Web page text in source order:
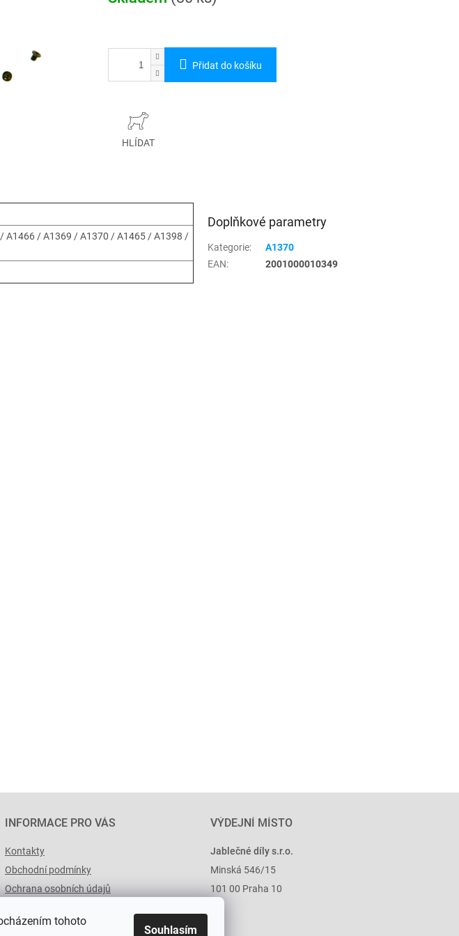
tohoto
Souhlasím
Přidat do košíku
HLÍDAT
A1466 / A1369 / A1370 / A1465 / A1398 /
Doplňkové parametry
Kategorie:
A1370
EAN: 2001000010349
INFORMACE PRO VÁS
Kontakty
Obchodní podmínky
Ochrana osobních údajů
VÝDEJNÍ MÍSTO
Jablečné díly s.r.o.
Minská 546/15
101 00 Praha 10